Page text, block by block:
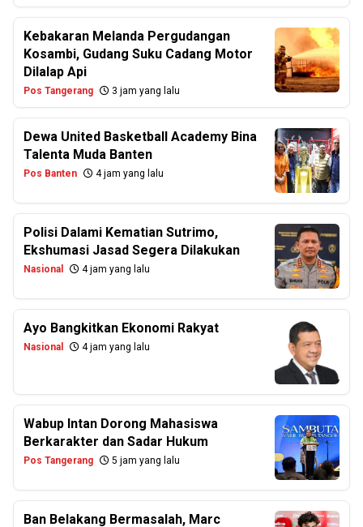
Kebakaran Melanda Pergudangan
Kosambi, Gudang Suku Cadang Motor
Dilalap Api
Pos Tangerang 3 jam yang lalu
Dewa United Basketball Academy Bina
Talenta Muda Banten
Pos Banten 4 jam yang lalu
Polisi Dalami Kematian Sutrimo,
Ekshumasi Jasad Segera Dilakukan
Nasional 4 jam yang lalu
Ayo Bangkitkan Ekonomi Rakyat
Nasional 4 jam yang lalu
Wabup Intan Dorong Mahasiswa
Berkarakter dan Sadar Hukum
Pos Tangerang 5 jam yang lalu
Ban Belakang Bermasalah, Marc